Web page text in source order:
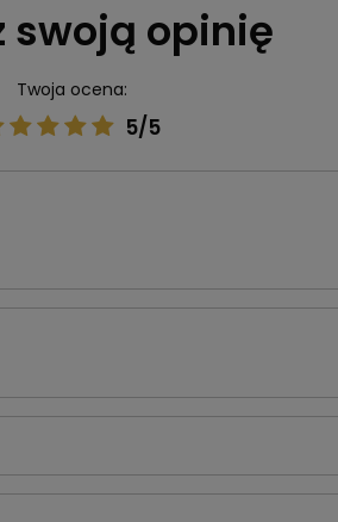
swoją opinię
Twoja ocena:
5/5